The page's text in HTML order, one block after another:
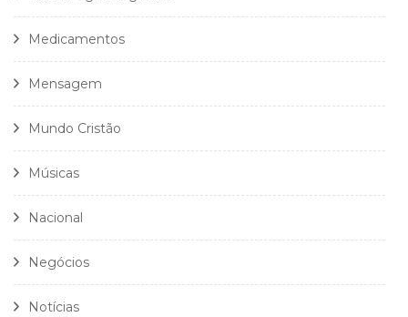
Medicamentos
Mensagem
Mundo Cristão
Músicas
Nacional
Negócios
Notícias